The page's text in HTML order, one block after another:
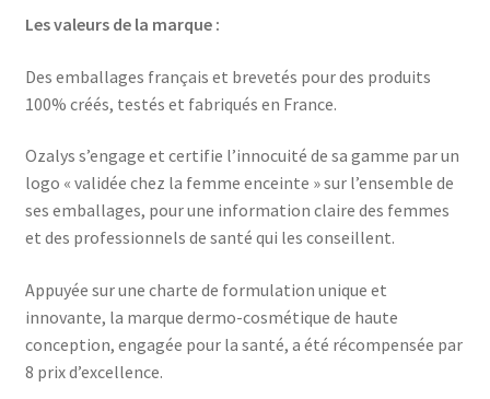
Les valeurs de la marque :
Des emballages français et brevetés pour des produits
100% créés, testés et fabriqués en France.
Ozalys s’engage et certifie l’innocuité de sa gamme par un
logo « validée chez la femme enceinte » sur l’ensemble de
ses emballages, pour une information claire des femmes
et des professionnels de santé qui les conseillent.
Appuyée sur une charte de formulation unique et
innovante, la marque dermo-cosmétique de haute
conception, engagée pour la santé, a été récompensée par
8 prix d’excellence.